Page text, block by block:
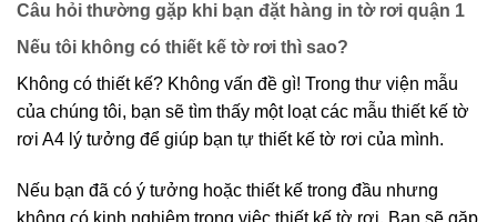
Câu hỏi thường gặp khi bạn đặt hàng in tờ rơi quận 1
Nếu tôi không có thiết kế tờ rơi thì sao?
Không có thiết kế? Không vấn đề gì! Trong thư viện mẫu
của chúng tôi, bạn sẽ tìm thấy một loạt các mẫu thiết kế tờ
rơi A4 lý tưởng để giúp bạn tự thiết kế tờ rơi của mình.
Nếu bạn đã có ý tưởng hoặc thiết kế trong đầu nhưng
không có kinh nghiệm trong việc thiết kế tờ rơi. Bạn sẽ gặp